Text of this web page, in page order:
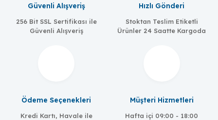
MOXA
Güvenli Alışveriş
256 Bit SSL Sertifikası ile
Güvenli Alışveriş
Hızlı Gönderi
Stoktan Teslim Etiketli
Ürünler 24 Saatte Kargoda
Ödeme Seçenekleri
Kredi Kartı, Havale ile
Müşteri Hizmetleri
Hafta içi 09:00 - 18:00